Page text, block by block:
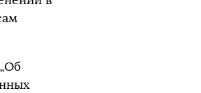
„Об